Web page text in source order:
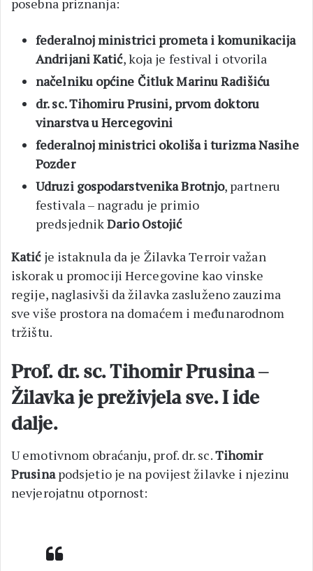
federalnoj ministrici prometa i komunikacija
Andrijani Katić, koja je festival i otvorila
načelniku općine Čitluk Marinu Radišiću
dr. sc. Tihomiru Prusini, prvom doktoru
vinarstva u Hercegovini
federalnoj ministrici okoliša i turizma Nasihe
Pozder
Udruzi gospodarstvenika Brotnjo, partneru
festivala – nagradu je primio
predsjednikDario Ostojić
Katićje istaknula da je Žilavka Terroir važan
iskorak u promociji Hercegovine kao vinske
regije, naglasivši da žilavka zasluženo zauzima
sve više prostora na domaćem i međunarodnom
tržištu.
Prof. dr. sc. Tihomir Prusina –
Žilavka je preživjela sve. I ide
dalje.
U emotivnom obraćanju, prof. dr. sc.Tihomir
Prusinapodsjetio je na povijest žilavke i njezinu
nevjerojatnu otpornost: